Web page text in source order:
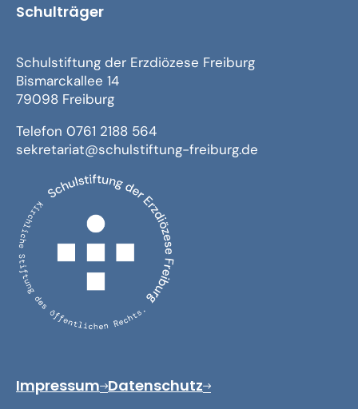
Schulträger
Schulstiftung der Erzdiözese Freiburg
Bismarckallee 14
79098 Freiburg
Telefon 0761 2188 564
sekretariat@schulstiftung-freiburg.de
Impressum Datenschutz